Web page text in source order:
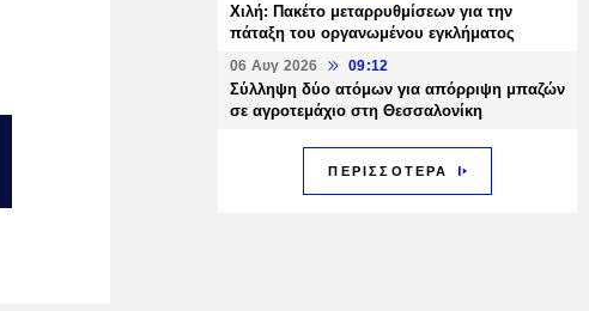
Χιλή: Πακέτο μεταρρυθμίσεων για την
πάταξη του οργανωμένου εγκλήματος
06 Αυγ 2026 09:12
Σύλληψη δύο ατόμων για απόρριψη μπαζών
σε αγροτεμάχιο στη Θεσσαλονίκη
ΠΕΡΙΣΣΟΤΕΡΑ